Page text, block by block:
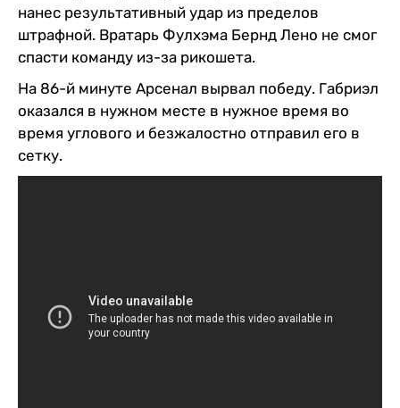
нанес результативный удар из пределов
штрафной. Вратарь Фулхэма Бернд Лено не смог
спасти команду из-за рикошета.
На 86-й минуте Арсенал вырвал победу. Габриэл
оказался в нужном месте в нужное время во
время углового и безжалостно отправил его в
сетку.